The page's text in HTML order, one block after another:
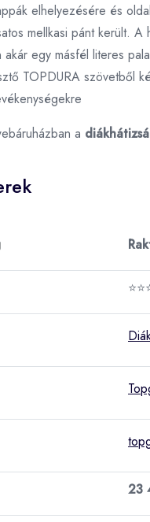
elhelyezésére és
mellkasi pánt került.
egy másfél literes
TOPDURA szövetből
a
23